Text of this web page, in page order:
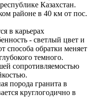
Казахстан.
районе в 40 км от пос.
в карьерах
- светлый цвет и
способа обратки меняет
темного.
сопротивляемостью
порода гранита в
круглогодично в